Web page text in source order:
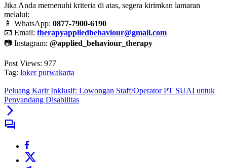
Jika Anda memenuhi kriteria di atas, segera kirimkan lamaran
melalui:
📱 WhatsApp: 0877-7900-6190
📧 Email: therapyappliedbehaviour@gmail.com
📷 Instagram: @applied_behaviour_therapy
Post Views: 977
Tag: loker purwakarta
Peluang Karir Inklusif: Lowongan Staff/Operator PT SUAI untuk
Penyandang Disabilitas